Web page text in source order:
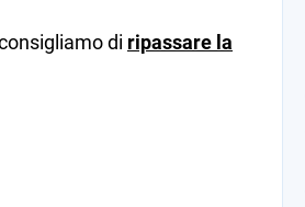
di ripassare la